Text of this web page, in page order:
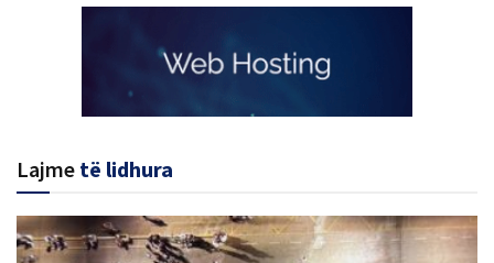
Lajme të lidhura